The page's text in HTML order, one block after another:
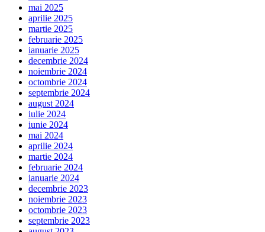
mai 2025
aprilie 2025
martie 2025
februarie 2025
ianuarie 2025
decembrie 2024
noiembrie 2024
octombrie 2024
septembrie 2024
august 2024
iulie 2024
iunie 2024
mai 2024
aprilie 2024
martie 2024
februarie 2024
ianuarie 2024
decembrie 2023
noiembrie 2023
octombrie 2023
septembrie 2023